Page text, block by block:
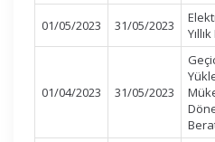
01/05/2023 31/05/2023
01/04/2023 31/05/2023